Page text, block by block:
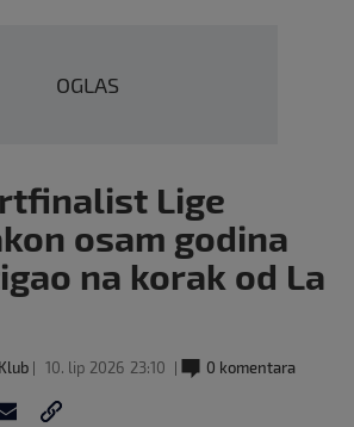
OGLAS
Lige
osam godina
na korak od La
10. lip 2026 23:10 0 komentara